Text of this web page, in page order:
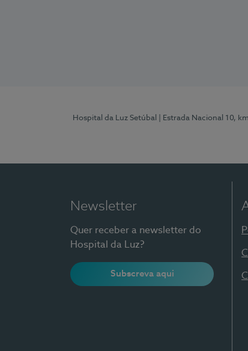
Hospital da Luz Setúbal | Estrada Nacional 10,
Newsletter
Quer receber a newsletter do
Hospital da Luz?
Subscreva aqui